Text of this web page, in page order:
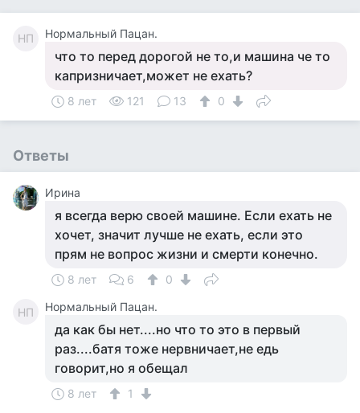
НП Нормальный Пацан.
что то перед дорогой не то,и машина че то
капризничает,может не ехать?
8 лет 121 13 0
Ответы
Ирина
я всегда верю своей машине. Если ехать не
хочет, значит лучше не ехать, если это
прям не вопрос жизни и смерти конечно.
8 лет 6 0
НП Нормальный Пацан.
да как бы нет....но что то это в первый
раз....батя тоже нервничает,не едь
говорит,но я обещал
8 лет
1